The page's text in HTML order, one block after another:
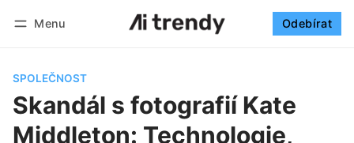
Menu Odebírat
SPOLEČNOST
Skandál s fotografií Kate
Middleton: Technologie,